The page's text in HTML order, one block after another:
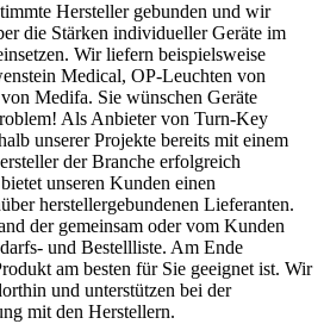
Hersteller gebunden und wir
die Stärken individueller Geräte im
Wir liefern beispielsweise
Medical, OP-Leuchten von
Medifa. Sie wünschen Geräte
Als Anbieter von Turn-Key
unserer Projekte bereits mit einem
der Branche erfolgreich
unseren Kunden einen
herstellergebundenen Lieferanten.
der gemeinsam oder vom Kunden
und Bestellliste. Am Ende
am besten für Sie geeignet ist. Wir
und unterstützen bei der
mit den Herstellern.